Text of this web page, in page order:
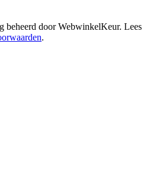
beheerd doorWebwinkelKeur. Lees
.